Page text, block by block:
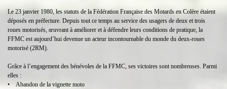
Le 23 janvier 1980, les statuts de la Fédération Française des Motards en Colère étaient
déposés en préfecture. Depuis tout ce temps au service des usagers de deux et trois
roues motorisés, œuvrant à améliorer et à défendre leurs conditions de pratique, la
FFMC est aujourd’hui devenue un acteur incontournable du monde du deux-roues
motorisé (2RM).
Grâce à l’engagement des bénévoles de la FFMC, ses victoires sont nombreuses. Parmi
elles :
• Abandon de la vignette moto